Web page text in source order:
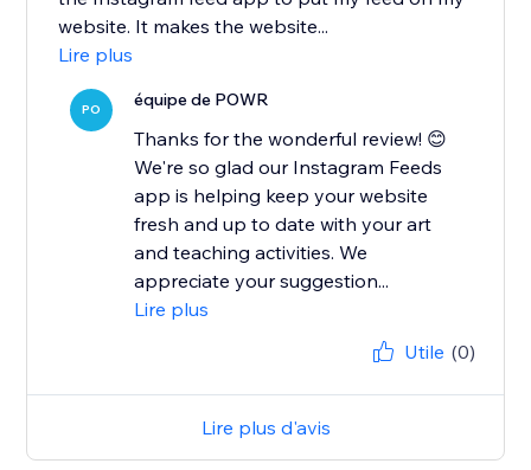
website. It makes the website...
Lire plus
PO équipe de POWR
Thanks for the wonderful review! 😊
We're so glad our Instagram Feeds
app is helping keep your website
fresh and up to date with your art
and teaching activities. We
appreciate your suggestion...
Lire plus
Utile (0)
Lire plus d'avis